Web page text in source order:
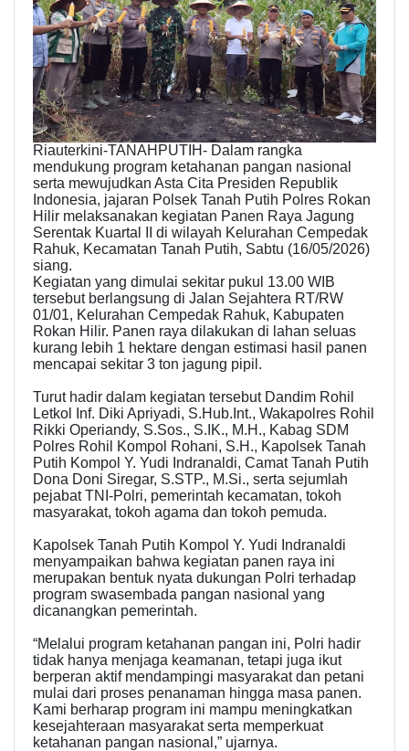
Riauterkini-TANAHPUTIH- Dalam rangka
mendukung program ketahanan pangan nasional
serta mewujudkan Asta Cita Presiden Republik
Indonesia, jajaran Polsek Tanah Putih Polres Rokan
Hilir melaksanakan kegiatan Panen Raya Jagung
Serentak Kuartal II di wilayah Kelurahan Cempedak
Rahuk, Kecamatan Tanah Putih, Sabtu (16/05/2026)
siang.
Kegiatan yang dimulai sekitar pukul 13.00 WIB
tersebut berlangsung di Jalan Sejahtera RT/RW
01/01, Kelurahan Cempedak Rahuk, Kabupaten
Rokan Hilir. Panen raya dilakukan di lahan seluas
kurang lebih 1 hektare dengan estimasi hasil panen
mencapai sekitar 3 ton jagung pipil.
Turut hadir dalam kegiatan tersebut Dandim Rohil
Letkol Inf. Diki Apriyadi, S.Hub.Int., Wakapolres Rohil
Rikki Operiandy, S.Sos., S.IK., M.H., Kabag SDM
Polres Rohil Kompol Rohani, S.H., Kapolsek Tanah
Putih Kompol Y. Yudi Indranaldi, Camat Tanah Putih
Dona Doni Siregar, S.STP., M.Si., serta sejumlah
pejabat TNI-Polri, pemerintah kecamatan, tokoh
masyarakat, tokoh agama dan tokoh pemuda.
Kapolsek Tanah Putih Kompol Y. Yudi Indranaldi
menyampaikan bahwa kegiatan panen raya ini
merupakan bentuk nyata dukungan Polri terhadap
program swasembada pangan nasional yang
dicanangkan pemerintah.
“Melalui program ketahanan pangan ini, Polri hadir
tidak hanya menjaga keamanan, tetapi juga ikut
berperan aktif mendampingi masyarakat dan petani
mulai dari proses penanaman hingga masa panen.
Kami berharap program ini mampu meningkatkan
kesejahteraan masyarakat serta memperkuat
ketahanan pangan nasional,” ujarnya.